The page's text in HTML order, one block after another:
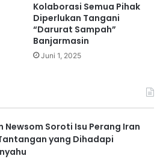
Kolaborasi Semua Pihak
Diperlukan Tangani
“Darurat Sampah”
Banjarmasin
Juni 1, 2025
Newsom Soroti Isu Perang Iran
yang Dihadapi